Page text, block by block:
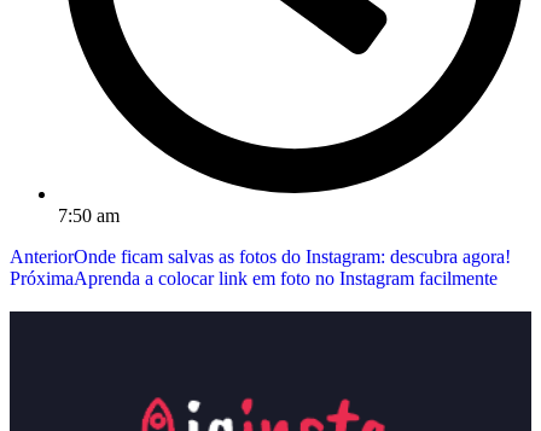
7:50 am
AnteriorOnde ficam salvas as fotos do Instagram: descubra agora!
PróximaAprenda a colocar link em foto no Instagram facilmente